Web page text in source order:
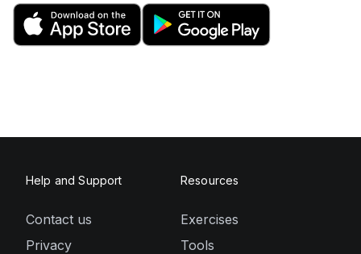
Help and Support
Contact us
Privacy
Resources
Exercises
Tools